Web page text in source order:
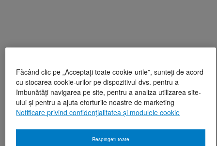
Făcând clic pe „Acceptați toate cookie-urile”, sunteți de acord
cu stocarea cookie-urilor pe dispozitivul dvs. pentru a
îmbunătăți navigarea pe site, pentru a analiza utilizarea site-
ului și pentru a ajuta eforturile noastre de marketing
Notificare privind confidențialitatea și modulele cookie
Respingeți toate